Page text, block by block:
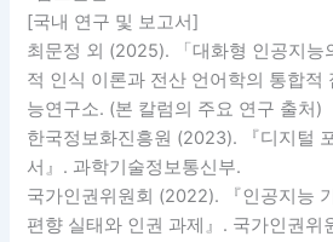
[국내 연구 및 보고서]
최문정 외 (2025). 「대화형 인공지능
적 인식 이론과 전산 언어학의 통합적
능연구소. (본 칼럼의 주요 연구 출처)
한국정보화진흥원 (2023). 『디지털
서』. 과학기술정보통신부.
국가인권위원회 (2022). 『인공지능
편향 실태와 인권 과제』. 국가인권위